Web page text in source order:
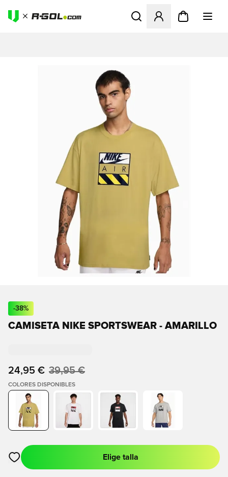
Abre un modal para iniciar
-38%
CAMISETA NIKE SPORTSWEAR - AMARILLO
24,95 € 39,95 €
COLORES DISPONIBLES
Abre un modal para iniciar sesión o registrarse como miembro
Elige talla